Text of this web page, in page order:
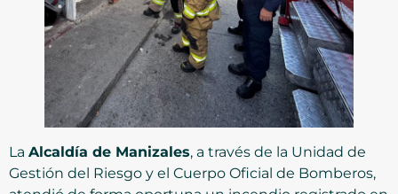
La Alcaldía de Manizales, a través de la Unidad de
Gestión del Riesgo y el Cuerpo Oficial de Bomberos,